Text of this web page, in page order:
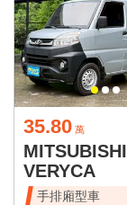
35.80 萬
MITSUBISHI
VERYCA
手排廂型車